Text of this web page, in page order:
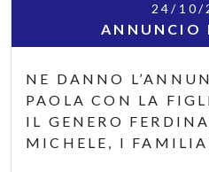
24/10/
ANNUNCIO
NE DANNO
PAOLA CON LA
IL GENERO
MICHELE, I